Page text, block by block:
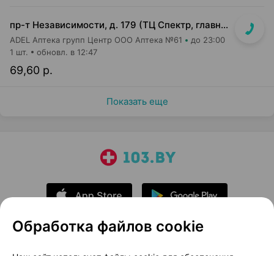
пр-т Независимости, д. 179 (ТЦ Спектр, главный вход, 1 этаж)
ADEL Аптека групп Центр ООО Аптека №61 до 23:00
69,60 р.
1 шт. обновл. в 12:47
Показать еще
Обработка файлов cookie